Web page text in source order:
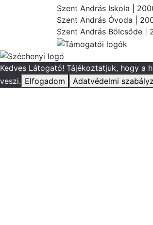
Szent András Iskola |
Szent András Óvoda |
Szent András Bölcsőde |
Kedves Látogató! Tájékoztatjuk, hogy a
veszi. Elfogadom Adatvédelmi